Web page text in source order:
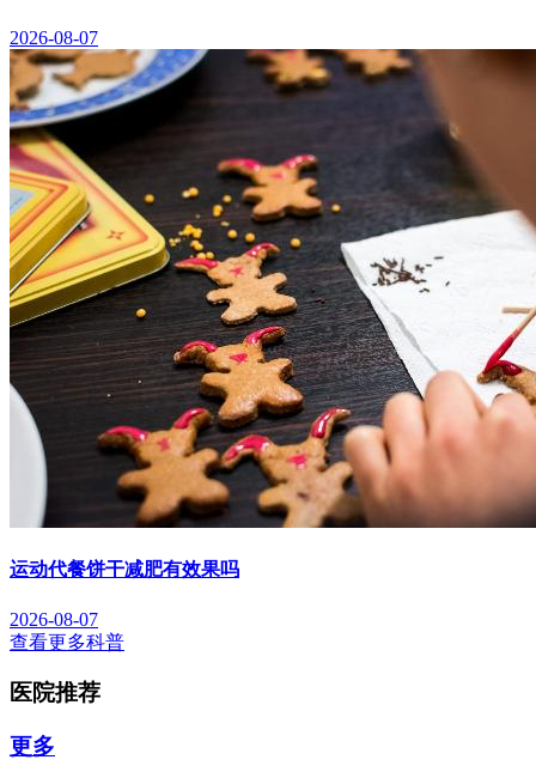
2026-08-07
运动代餐饼干减肥有效果吗
2026-08-07
查看更多科普
医院推荐
更多